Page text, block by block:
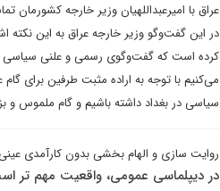
عراق با امیرعبداللهیان وزیر خارجه
در این گفت‌وگو وزیر خارجه عراق به این
کرده است که گفت‌وگوی رسمی و علنی سیاسی
می‌کنیم با توجه به اراده مثبت طرفین
سیاسی در بغداد داشته باشیم و گام ملموس و
روایت سازی و الهام بخشی بدون کارآمدی
در دیپلماسی عمومی، واقعیت مهم تر